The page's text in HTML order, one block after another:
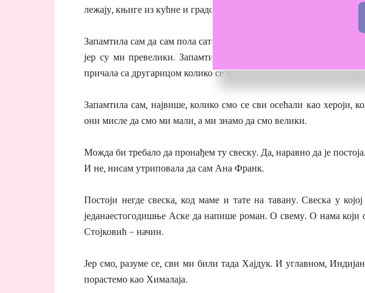
лежају, књиге из кућне и градске библиотеке, тату у униформи.
Запамтила сам да сам пола сата пре прве бомбе имала хармонику
јер су ми превелики. Запамтила сам да сам сат времена пре
причала са другарицом колико се не плашимо – а умирале смо од
Запамтила сам, највише, колико смо се сви осећали као хероји,
они мисле да смо ми мали, а ми знамо да смо велики.
Можда би требало да пронађем ту свеску. Да, наравно да је
И не, нисам утриповала да сам Ана Франк.
Постоји негде свеска, код маме и тате на тавану. Свеска у
једанаестогодишње Аске да напише роман. О свему. О нама
Стојковић – начин.
Јер смо, разуме се, сви ми били тада Хајдук. И углавном,
порастемо као Хималаја.